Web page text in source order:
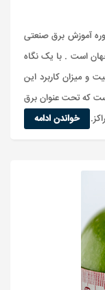
آموزش برق صنعتی
است . با يک نگاه
و ميزان کاربرد اين
که تحت عنوان برق
خواندن ادامه